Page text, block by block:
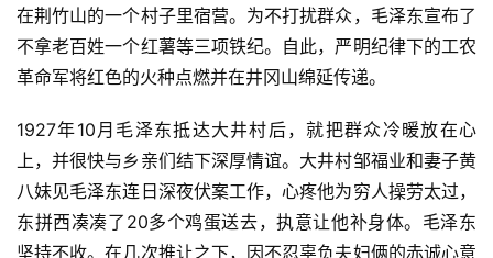
在荆竹山的一个村子里宿营。为不打扰群众，毛泽东宣布了
不拿老百姓一个红薯等三项铁纪。自此，严明纪律下的工农
革命军将红色的火种点燃并在井冈山绵延传递。
1927年10月毛泽东抵达大井村后，就把群众冷暖放在心
上，并很快与乡亲们结下深厚情谊。大井村邹福业和妻子黄
八妹见毛泽东连日深夜伏案工作，心疼他为穷人操劳太过，
东拼西凑凑了20多个鸡蛋送去，执意让他补身体。毛泽东
坚持不收。在几次推让之下，因不忍辜负夫妇俩的赤诚心意